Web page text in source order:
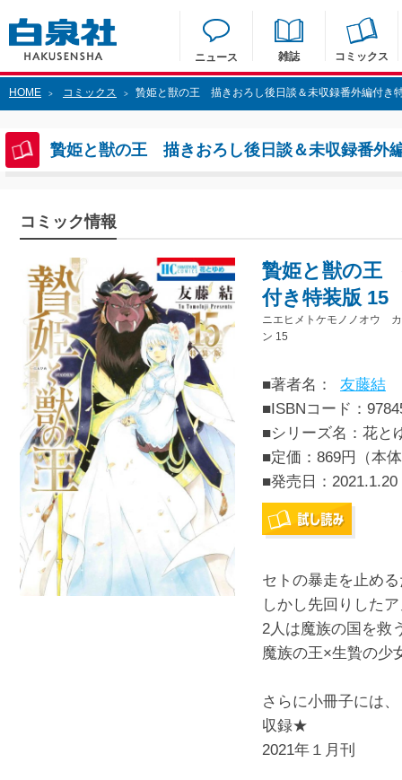
ニュース 雑誌 コミックス
HOME > コミックス > 贄姫と獣の王 描きおろし後日談＆未収録番外編付き
贄姫と獣の王 描きおろし後日談＆未収録番外
コミック情報
贄姫と獣の王
付き特装版 15
ニエヒメトケモノノオウ
ン 15
■著者名：
友藤結
■ISBNコード：
■シリーズ名：花と
■定価：869円（本
■発売日： 2021.1.20
セトの暴走を止め
しかし先回りした
2人は魔族の国を救
魔族の王×生贄の少
さらに小冊子には
収録★
2021年１月刊